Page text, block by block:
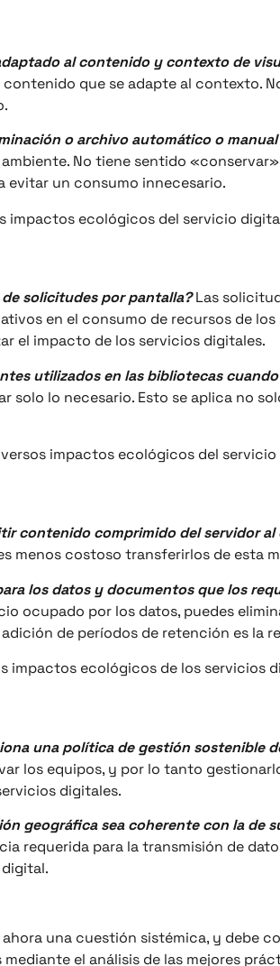
al contenido y contexto de
que se adapte al contexto.
o archivo automático o
No tiene sentido
evitar un consumo innecesario.
impactos ecológicos del servicio
solicitudes por pantalla?Las
en el consumo de recursos de
el impacto de los servicios digitales.
utilizados en las bibliotecas
solo lo necesario. Esto se aplica no
impactos ecológicos del
contenido comprimido del servidor
menos costoso transferirlos de esta
los datos y documentos que los
ocupado por los datos, puedes
de períodos de retención es la
impactos ecológicos de los servicios
una política de gestión sostenible
los equipos, y por lo tanto
digitales.
geográfica sea coherente con la de
requerida para la transmisión de
una cuestión sistémica, y debe
mediante el análisis de las mejores